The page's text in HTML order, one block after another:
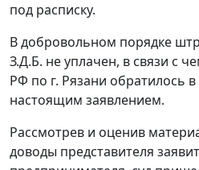
под расписку.
В добровольном порядке
З.Д.Б. не уплачен, в связи с
РФ по г. Рязани обратилось
настоящим заявлением.
Рассмотрев и оценив
доводы представителя